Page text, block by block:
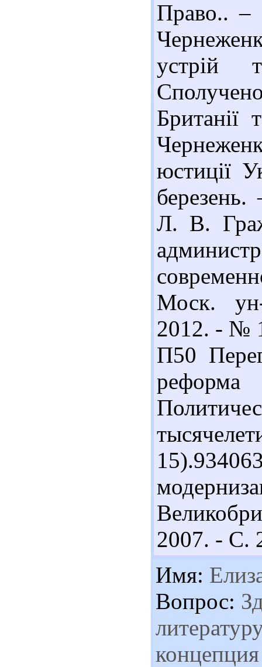
Право..
устрій
Британії
юстиції
Л. В.
Моск.
2012. - №
П50
2007. - С.
Имя:
Вопрос: